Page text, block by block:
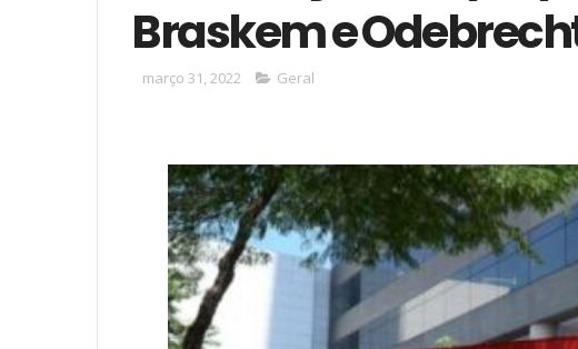
Braskem e
março 31, 2022 Geral